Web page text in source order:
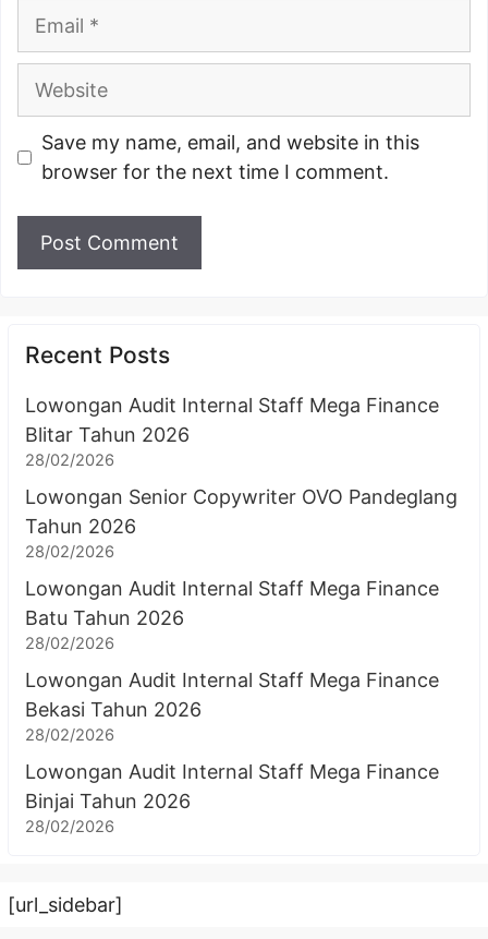
Website
Save my name, email, and website in this
browser for the next time I comment.
Recent Posts
Lowongan Audit Internal Staff Mega Finance
Blitar Tahun 2026
28/02/2026
Lowongan Senior Copywriter OVO Pandeglang
Tahun 2026
28/02/2026
Lowongan Audit Internal Staff Mega Finance
Batu Tahun 2026
28/02/2026
Lowongan Audit Internal Staff Mega Finance
Bekasi Tahun 2026
28/02/2026
Lowongan Audit Internal Staff Mega Finance
Binjai Tahun 2026
28/02/2026
[url_sidebar]